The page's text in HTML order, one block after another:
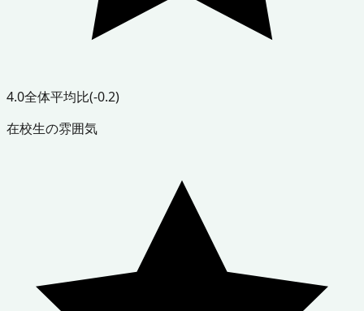
4.0全体平均比(-0.2)
在校生の雰囲気